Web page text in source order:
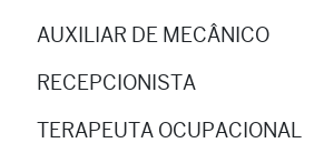
AUXILIAR DE MECÂNICO
RECEPCIONISTA
TERAPEUTA OCUPACIONAL